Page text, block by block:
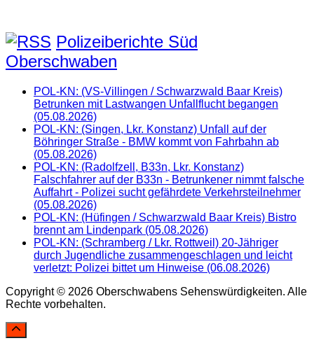
Polizeiberichte Süd
Oberschwaben
POL-KN: (VS-Villingen / Schwarzwald Baar Kreis)
Betrunken mit Lastwangen Unfallflucht begangen
(05.08.2026)
POL-KN: (Singen, Lkr. Konstanz) Unfall auf der
Böhringer Straße - BMW kommt von Fahrbahn ab
(05.08.2026)
POL-KN: (Radolfzell, B33n, Lkr. Konstanz)
Falschfahrer auf der B33n - Betrunkener nimmt falsche
Auffahrt - Polizei sucht gefährdete Verkehrsteilnehmer
(05.08.2026)
POL-KN: (Hüfingen / Schwarzwald Baar Kreis) Bistro
brennt am Lindenpark (05.08.2026)
POL-KN: (Schramberg / Lkr. Rottweil) 20-Jähriger
durch Jugendliche zusammengeschlagen und leicht
verletzt: Polizei bittet um Hinweise (06.08.2026)
Copyright © 2026 Oberschwabens Sehenswürdigkeiten. Alle
Rechte vorbehalten.